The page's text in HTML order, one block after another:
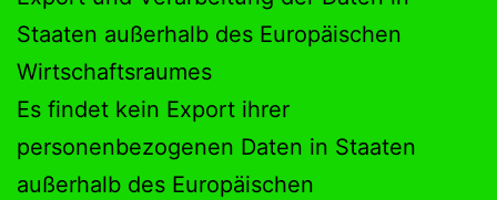
Staaten außerhalb des Europäischen
Wirtschaftsraumes
Es findet kein Export ihrer
personenbezogenen Daten in Staaten
außerhalb des Europäischen